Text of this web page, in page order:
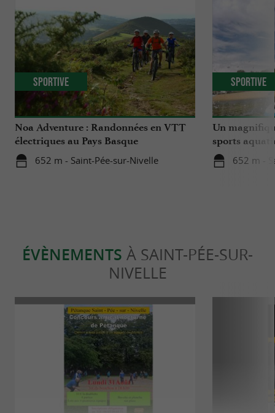
Noa Adventure : Randonnées en VTT
électriques au Pays Basque
652 m - Saint-Pée-sur-Nivelle
Sportive
Un
sports
652 m -
Sportive
ÉVÈNEMENTS À SAINT-PÉE-SUR-
NIVELLE